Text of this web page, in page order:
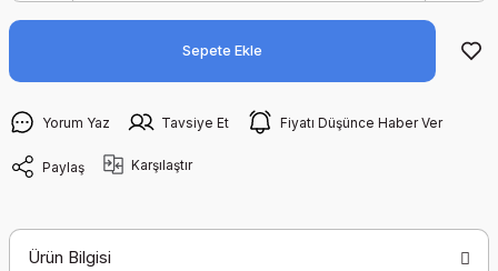
Sepete Ekle
Yorum Yaz Tavsiye Et Fiyatı Düşünce Haber Ver
Paylaş Karşılaştır
Ürün Bilgisi